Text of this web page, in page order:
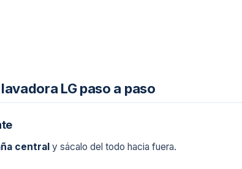
LG paso a paso
central y sácalo del todo hacia fuera.